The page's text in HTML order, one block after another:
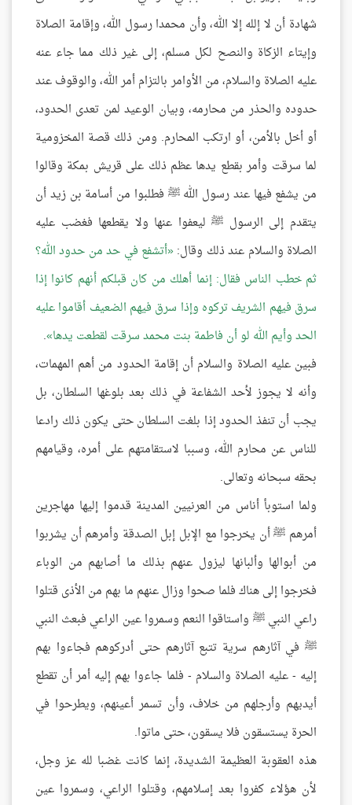
شهادة أن لا إلله إلا الله، وأن محمدا رسول الله، وإقامة الصلاة
وإيتاء الزكاة والنصح لكل مسلم، إلى غير ذلك مما جاء عنه
عليه الصلاة والسلام، من الأوامر بالتزام أمر الله، والوقوف عند
حدوده والحذر من محارمه، وبيان الوعيد لمن تعدى الحدود،
أو أخل بالأمن، أو ارتكب المحارم. ومن ذلك قصة المخزومية
لما سرقت وأمر بقطع يدها عظم ذلك على قريش بمكة وقالوا
من يشفع فيها عند رسول الله ﷺ فطلبوا من أسامة بن زيد أن
يتقدم إلى الرسول ﷺ ليعفوا عنها ولا يقطعها فغضب عليه
الصلاة والسلام عند ذلك وقال: أتشفع في حد من حدود الله؟
ثم خطب الناس فقال: إنما أهلك من كان قبلكم أنهم كانوا إذا
سرق فيهم الشريف تركوه وإذا سرق فيهم الضعيف أقاموا عليه
الحد وأيم الله لو أن فاطمة بنت محمد سرقت لقطعت يدها .
فبين عليه الصلاة والسلام أن إقامة الحدود من أهم المهمات،
وأنه لا يجوز لأحد الشفاعة في ذلك بعد بلوغها السلطان، بل
يجب أن تنفذ الحدود إذا بلغت السلطان حتى يكون ذلك رادعا
للناس عن محارم الله، وسببا لاستقامتهم على أمره، وقيامهم
بحقه سبحانه وتعالى.
ولما استوبأ أناس من العرنيين المدينة قدموا إليها مهاجرين
أمرهم ﷺ أن يخرجوا مع الإبل إبل الصدقة وأمرهم أن يشربوا
من أبوالها وألبانها ليزول عنهم بذلك ما أصابهم من الوباء
فخرجوا إلى هناك فلما صحوا وزال عنهم ما بهم من الأذى قتلوا
راعي النبي ﷺ واستاقوا النعم وسمروا عين الراعي فبعث النبي
ﷺ في آثارهم سرية تتبع آثارهم حتى أدركوهم فجاءوا بهم
إليه - عليه الصلاة والسلام - فلما جاءوا بهم إليه أمر أن تقطع
أيديهم وأرجلهم من خلاف، وأن تسمر أعينهم، ويطرحوا في
الحرة يستسقون فلا يسقون، حتى ماتوا.
هذه العقوبة العظيمة الشديدة، إنما كانت غضبا لله عز وجل،
لأن هؤلاء كفروا بعد إسلامهم، وقتلوا الراعي، وسمروا عين